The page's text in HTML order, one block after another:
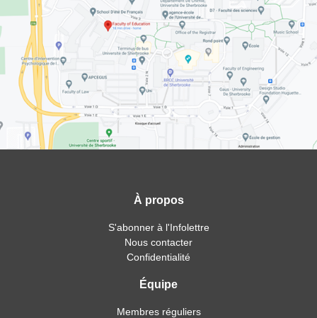
À propos
S'abonner à l'Infolettre
Nous contacter
Confidentialité
Équipe
Membres réguliers